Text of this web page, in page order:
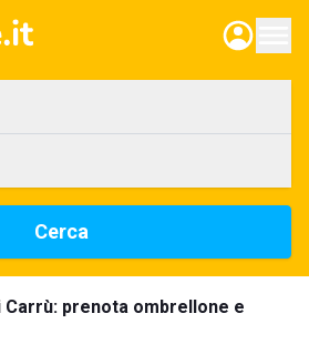
Cerca
prenota ombrellone e